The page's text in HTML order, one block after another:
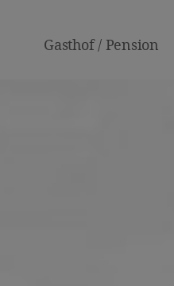
Gasthof / Pension